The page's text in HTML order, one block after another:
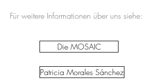
Für weitere Informationen über uns siehe:
Die MOSAIC
Patricia Morales Sánchez